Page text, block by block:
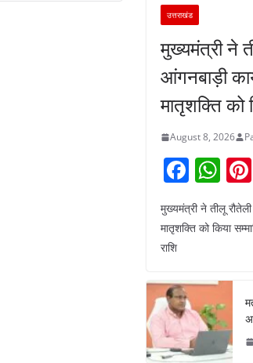
उत्तराखंड
मुख्यमंत्री ने
आंगनबाड़ी
मातृशक्ति को
August 8, 2026
F
a
c
o
o
k
W
h
at
p
p
मुख्यमंत्री ने तीलू
मातृशक्ति को किया
राशि